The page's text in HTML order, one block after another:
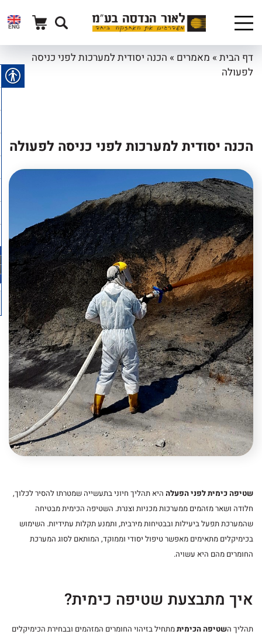
ENG
דף הבית » מאמרים » הכנה יסודית למערכות לפני כניסה
לפעולה
הכנה יסודית למערכות לפני כניסה לפעולה
שטיפה כימית לפני הפעלה היא תהליך חיוני בתעשייה שמטרתו להסיר לכלוך,
חלודה ושאר מזהמים ממערכות מכניות וצנרת. השטיפה הכימית מבטיחה
שהמערכת תפעל ביעילות ובבטיחות מירבית, ותמנע תקלות עתידיות. השימוש
בכימיקלים מתאימים מאפשר טיפול יסודי וממוקד, המותאם לסוג המערכת
החומרים מהם היא עשויה.
איך מתבצעת שטיפה כימית?
תהליך השטיפה הכימיתמתחיל בזיהוי החומרים המזהמים ובבחירת הכימיקלים